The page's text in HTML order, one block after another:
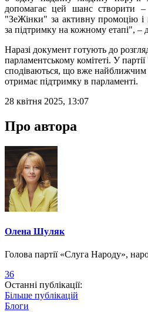
допомагає цей шанс створити –
"ЗеЖінки" за активну промоцію і
за підтримку на кожному етапі",
Наразі документ готують до
парламентському комітеті. У
сподіваються, що вже найближчим
отримає підтримку в парламенті.
28 квітня 2025, 13:07
Про автора
Олена Шуляк
Голова партії «Слуга Народу»,
36
Останні публікації:
Більше публікацій
Блоги